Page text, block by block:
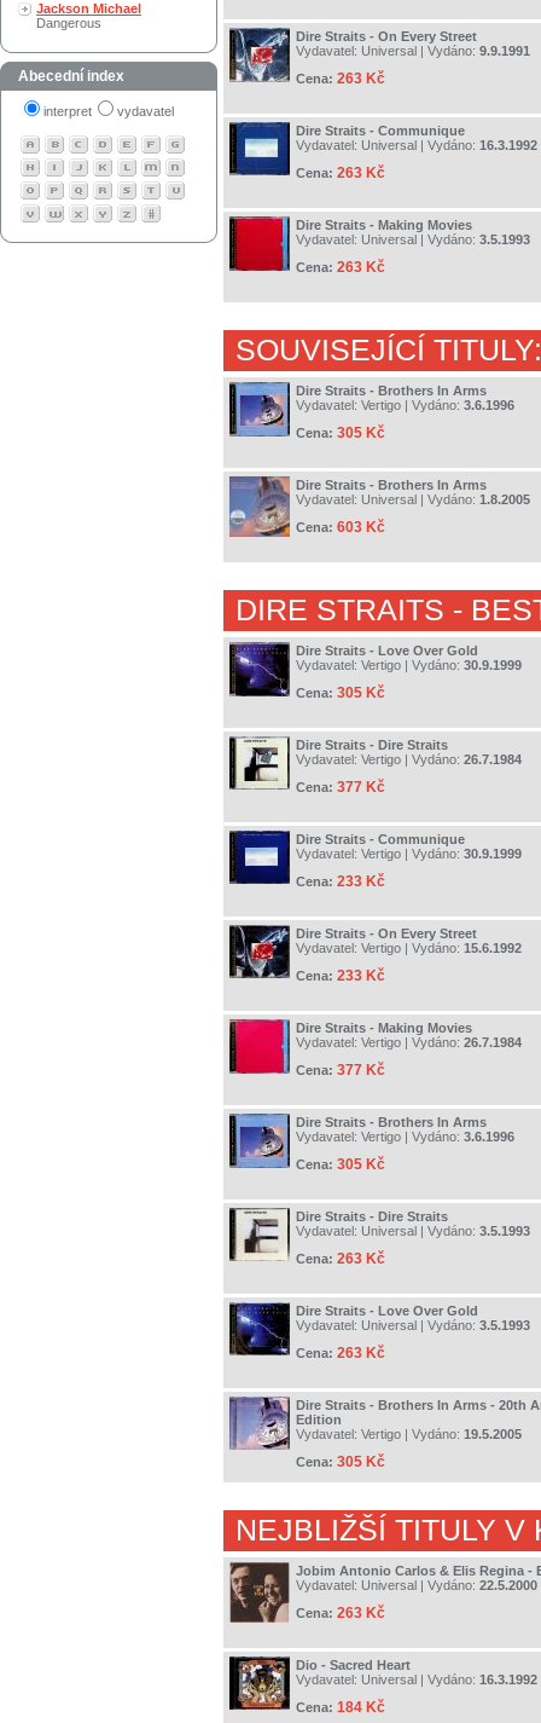
Jackson Michael
Dangerous
Abecední index
interpret vydavatel
Dire Straits - On Every Street
Vydavatel: Universal | Vydáno: 9.9.1991
Cena: 263 Kč
Dire Straits - Communique
Vydavatel: Universal | Vydáno: 16.3.1992
Cena: 263 Kč
Dire Straits - Making Movies
Vydavatel: Universal | Vydáno: 3.5.1993
Cena: 263 Kč
SOUVISEJÍCÍ TITULY:
Dire Straits - Brothers In Arms
Vydavatel: Vertigo | Vydáno: 3.6.1996
Cena: 305 Kč
Dire Straits - Brothers In Arms
Vydavatel: Universal | Vydáno: 1.8.2005
Cena: 603 Kč
DIRE STRAITS -
Dire Straits - Love Over Gold
Vydavatel: Vertigo | Vydáno: 30.9.1999
Cena: 305 Kč
Dire Straits - Dire Straits
Vydavatel: Vertigo | Vydáno: 26.7.1984
Cena: 377 Kč
Dire Straits - Communique
Vydavatel: Vertigo | Vydáno: 30.9.1999
Cena: 233 Kč
Dire Straits - On Every Street
Vydavatel: Vertigo | Vydáno: 15.6.1992
Cena: 233 Kč
Dire Straits - Making Movies
Vydavatel: Vertigo | Vydáno: 26.7.1984
Cena: 377 Kč
Dire Straits - Brothers In Arms
Vydavatel: Vertigo | Vydáno: 3.6.1996
Cena: 305 Kč
Dire Straits - Dire Straits
Vydavatel: Universal | Vydáno: 3.5.1993
Cena: 263 Kč
Dire Straits - Love Over Gold
Vydavatel: Universal | Vydáno: 3.5.1993
Cena: 263 Kč
Dire Straits - Brothers In Arms - 20th
Edition
Vydavatel: Vertigo | Vydáno: 19.5.2005
Cena: 305 Kč
NEJBLIŽŠÍ TITULY V
Jobim Antonio Carlos & Elis Regina -
Vydavatel: Universal | Vydáno: 22.5.2000
Cena: 263 Kč
Dio - Sacred Heart
Vydavatel: Universal | Vydáno: 16.3.1992
Cena: 184 Kč